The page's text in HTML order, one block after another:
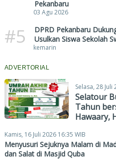
Pekanbaru
03 Agu 2026
#5
DPRD Pekanbaru
Usulkan Siswa Sekolah
kemarin
ADVERTORIAL
Selasa, 28 Juli
Selatour
Tahun
Hawaary,
Kamis, 16 Juli 2026 16:35 WIB
Menyusuri Sejuknya Malam di
dan Salat di Masjid Quba